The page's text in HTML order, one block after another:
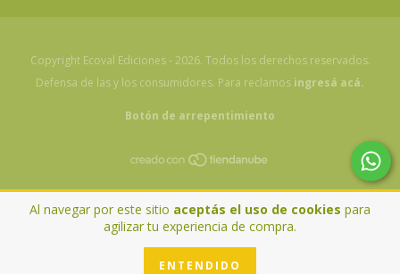
Al navegar por este sitio aceptás el uso de cookies para
agilizar tu experiencia de compra.
ENTENDIDO
Copyright Ecoval Ediciones - 2026. Todos los derechos reservados.
Defensa de las y los consumidores. Para reclamos ingresá acá.
Botón de arrepentimiento